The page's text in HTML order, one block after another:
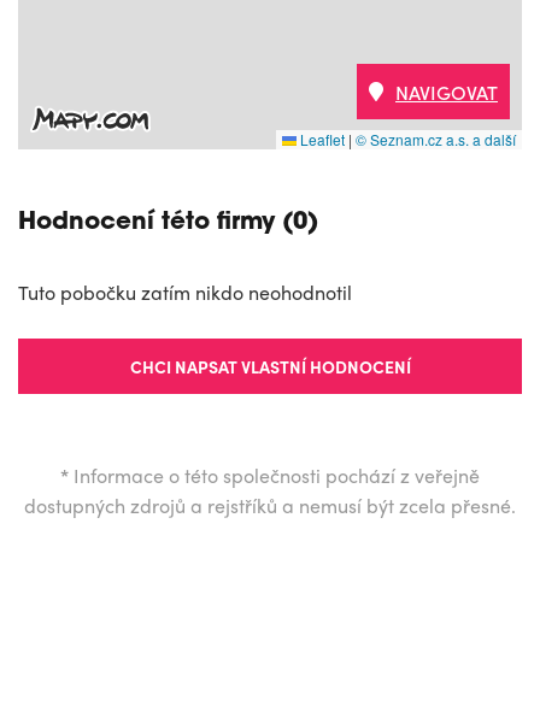
Leaflet | © Seznam.cz a.s. a další
NAVIGOVAT
Hodnocení této firmy (0)
Tuto pobočku zatím nikdo neohodnotil
CHCI NAPSAT VLASTNÍ HODNOCENÍ
* Informace o této společnosti pochází z veřejně
dostupných zdrojů a rejstříků a nemusí být zcela přesné.